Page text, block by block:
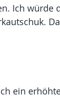
Ich würde
ein